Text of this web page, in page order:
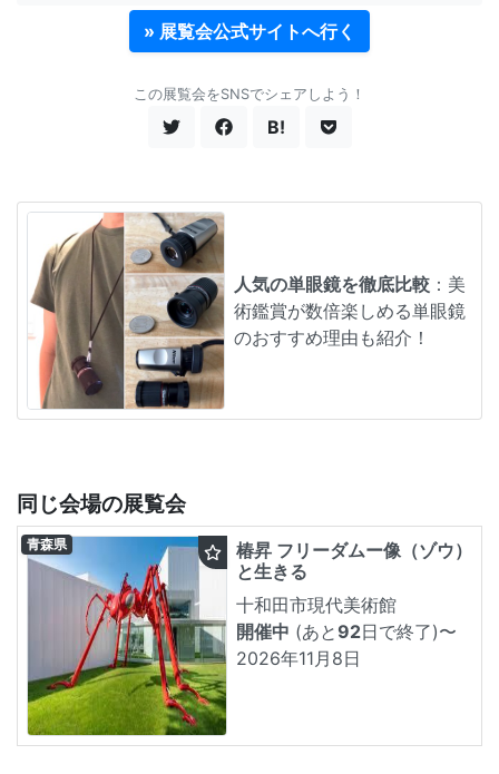
» 展覧会公式サイトへ行く
この展覧会をSNSでシェアしよう！
B!
人気の単眼鏡を徹底比較 ：美
術鑑賞が数倍楽しめる単眼鏡
のおすすめ理由も紹介！
同じ会場の展覧会
椿昇 フリーダムー像（ゾウ）
と生きる
十和田市現代美術館
開催中 (あと92日で終了)〜
2026年11月8日
青森県